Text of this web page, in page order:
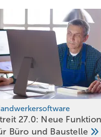
27.0: Neue
Büro und Bau­stelle